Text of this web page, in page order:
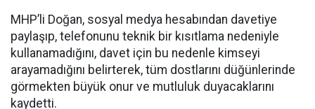
MHP’li Doğan, sosyal medya hesabından davetiye
paylaşıp, telefonunu teknik bir kısıtlama nedeniyle
kullanamadığını, davet için bu nedenle kimseyi
arayamadığını belirterek, tüm dostlarını düğünlerinde
görmekten büyük onur ve mutluluk duyacaklarını
kaydetti.